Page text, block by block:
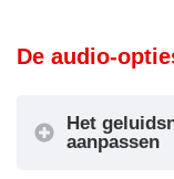
visualisatie
Screensaver-
De audio-
Het
aanpassen